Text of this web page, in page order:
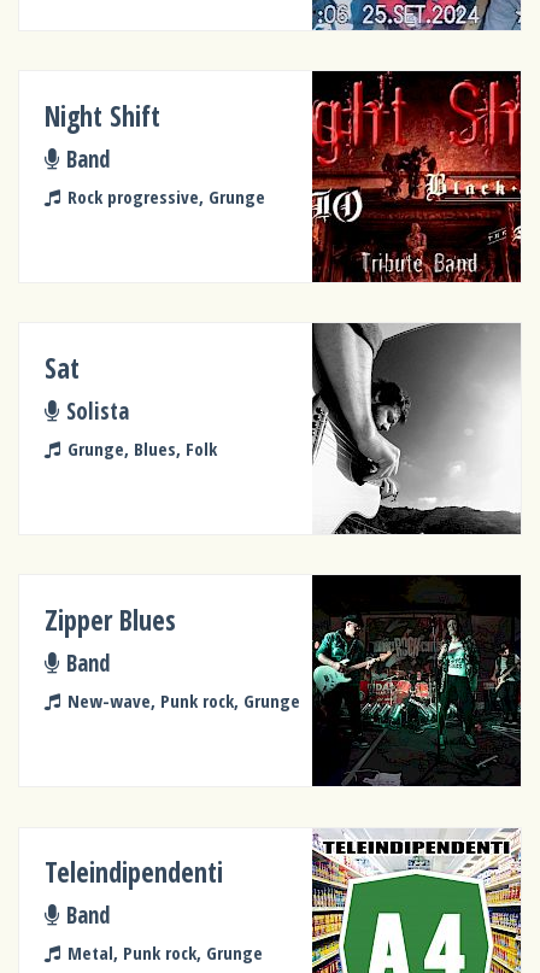
Night Shift
Band
Rock progressive, Grunge
Sat
Solista
Grunge, Blues, Folk
Zipper Blues
Band
New-wave, Punk rock, Grunge
Teleindipendenti
Band
Metal, Punk rock, Grunge